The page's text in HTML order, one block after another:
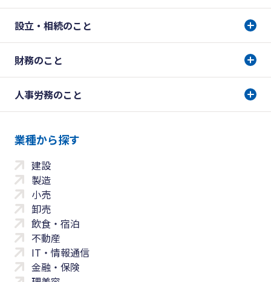
設立・相続のこと
財務のこと
人事労務のこと
業種から探す
建設
製造
小売
卸売
飲食・宿泊
不動産
IT・情報通信
金融・保険